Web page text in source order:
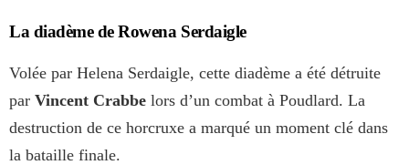
La diadème de Rowena Serdaigle
Volée par Helena Serdaigle, cette diadème a été détruite
par Vincent Crabbe lors d’un combat à Poudlard. La
destruction de ce horcruxe a marqué un moment clé dans
la bataille finale.